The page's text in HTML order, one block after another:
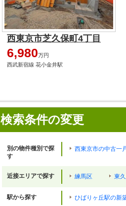
西東京市芝久保町4丁目
6,980万円
西武新宿線 花小金井駅
検索条件の変更
別の物件種別で探
す
西東京市の中古一
近接エリアで探す 練馬区 東
駅から探す ひばりヶ丘駅の新